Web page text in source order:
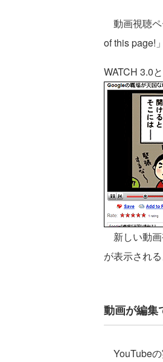
動画視聴ペ
of this page!
WATCH 3.0
新しい動画
が表示され
動画が編
YouTube